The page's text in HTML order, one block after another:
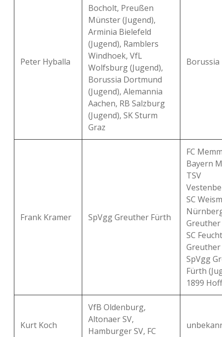
Peter Hyballa
Bocholt, Preußen
Münster (Jugend),
Arminia Bielefeld
(Jugend), Ramblers
Windhoek, VfL
Wolfsburg (Jugend),
Borussia Dortmund
(Jugend), Alemannia
Aachen, RB Salzburg
(Jugend), SK Sturm
Graz
Frank Kramer SpVgg Greuther Fürth
FC
Bayern
TSV
SC
Greuther
SC
SpVgg
Fürth
1899
Kurt Koch
VfB Oldenburg,
Altonaer SV,
Hamburger SV, FC